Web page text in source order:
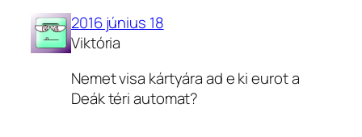
2016 június 18
Viktória
Nemet visa kártyára ad e ki eurot a
Deák téri automat?